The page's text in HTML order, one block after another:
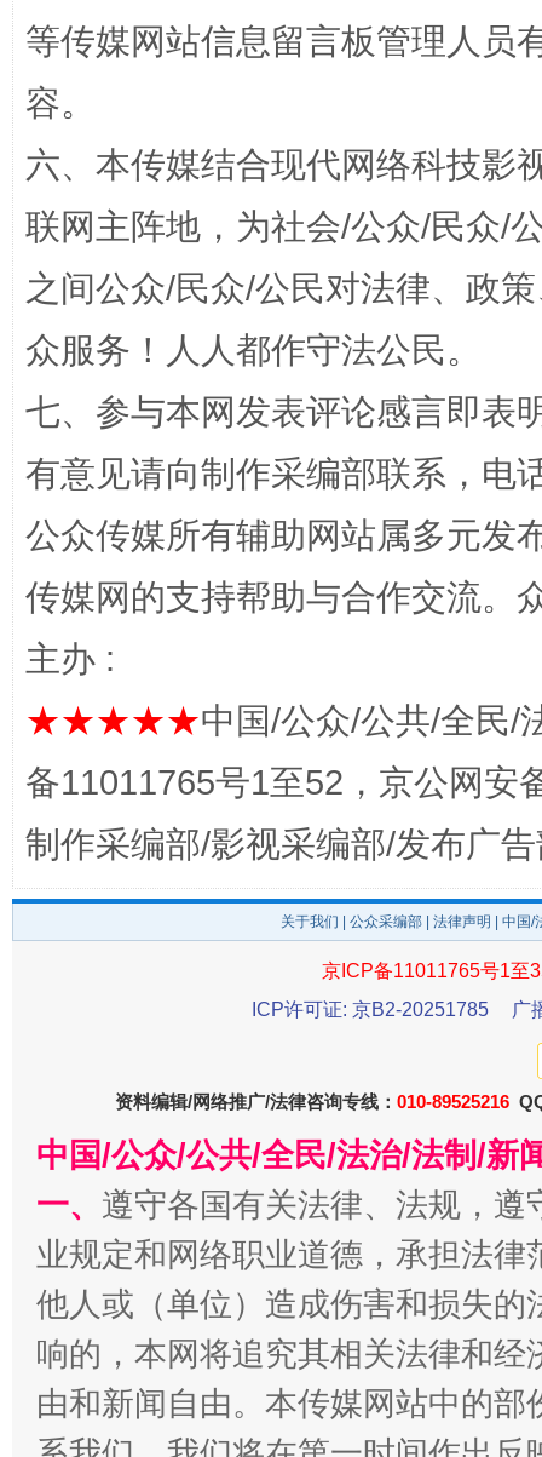
完善运行机制助力责任有效落实
法徽映军营 权益有保障
一批国家标准开始实施 从
以产业富民促振兴
等传媒网站信息留言板管理人员
容。
六、本传媒结合现代网络科技影
联网主阵地，为社会/公众/民众/
之间公众/民众/公民对法律、政
众服务！人人都作守法公民。
七、参与本网发表评论感言即表
有意见请向制作采编部联系，电
公众传媒所有辅助网站属多元发
传媒网的支持帮助与合作交流。
主办 :
★★★★★中国/公众/公共/全民/
备11011765号1至52，京公网安
制作采编部/影视采编部/发布广
关于我们 公众采编部 法律声明 | 中国
京ICP备11011765号1至
ICP许可证: 京B2-20251785
广
资料编辑/网络推广/法律咨询专线： 010-89525216
中国/公众/公共/全民/法治/法制/新
一、 遵守各国有关法律、法规，
业规定和网络职业道德，承担法
他人或（单位）造成伤害和损失
响的，本网将追究其相关法律和
由和新闻自由。本传媒网站中的